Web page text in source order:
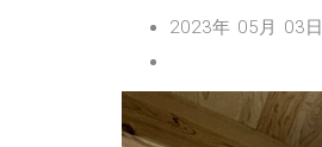
2023年 05月 03日